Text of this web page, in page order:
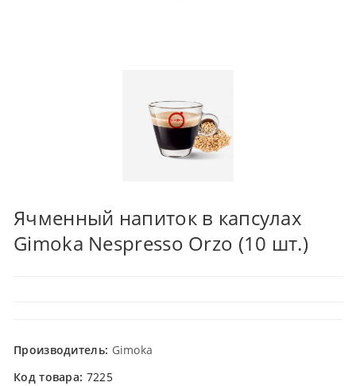
Ячменный напиток в капсулах
Gimoka Nespresso Orzo (10 шт.)
Производитель: Gimoka
Код товара: 7225